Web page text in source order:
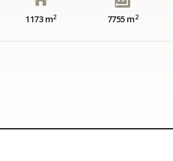
1173 m2 7755 m2